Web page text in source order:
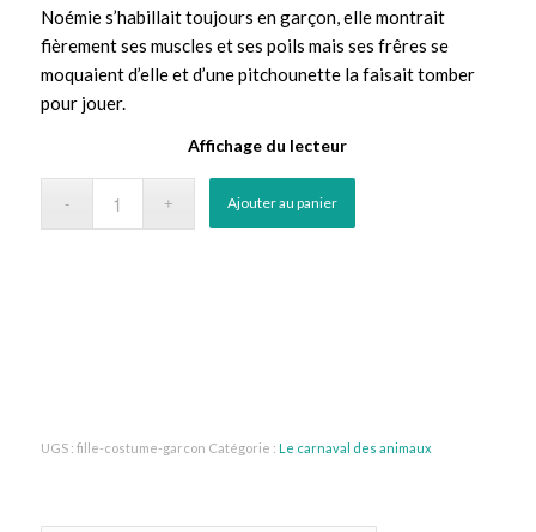
Noémie s’habillait toujours en garçon, elle montrait
fièrement ses muscles et ses poils mais ses frêres se
moquaient d’elle et d’une pitchounette la faisait tomber
pour jouer.
Affichage du lecteur
Ajouter au panier
UGS : fille-costume-garcon Catégorie : Le carnaval des animaux